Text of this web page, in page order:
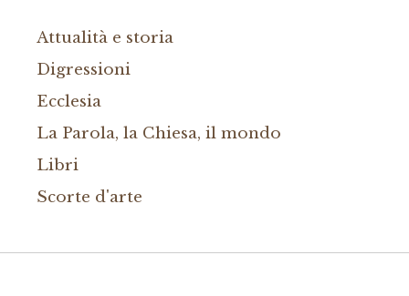
Attualità e storia
Digressioni
Ecclesia
La Parola, la Chiesa, il mondo
Libri
Scorte d'arte